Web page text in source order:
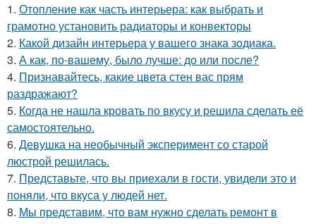
1. Отопление как часть интерьера: как выбрать и
грамотно установить радиаторы и конвекторы
2. Какой дизайн интерьера у вашего знака зодиака.
3. А как, по-вашему, было лучше: до или после?
4. Признавайтесь, какие цвета стен вас прям
раздражают?
5. Когда не нашла кровать по вкусу и решила сделать её
самостоятельно.
6. Девушка на необычный эксперимент со старой
люстрой решилась.
7. Представьте, что вы приехали в гости, увидели это и
поняли, что вкуса у людей нет.
8. Мы представим, что вам нужно сделать ремонт в